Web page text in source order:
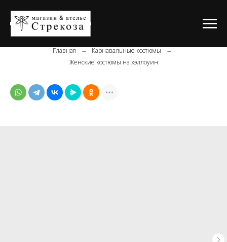
Главная → Карнавальные костюмы →
Женские костюмы на хэллоуин